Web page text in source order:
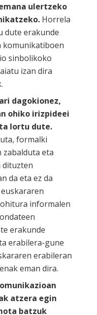
ulertzeko
Horrela
dute erakunde
komunikatiboen
sinbolikoko
izan dira
dagokionez,
ohiko irizpideei
lortu dute.
formalki
eta
dituzten
da eta ez da
informalen
erakunde
erabilera-gune
erabileran
eman dira.
atzera egin
batzuk